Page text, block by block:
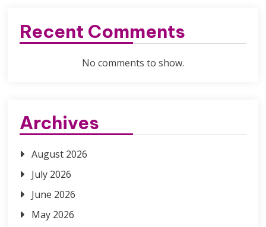
Recent Comments
No comments to show.
Archives
August 2026
July 2026
June 2026
May 2026